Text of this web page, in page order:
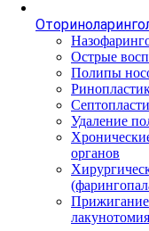
Острые
Полипы
Удаление
органов
Прижигание